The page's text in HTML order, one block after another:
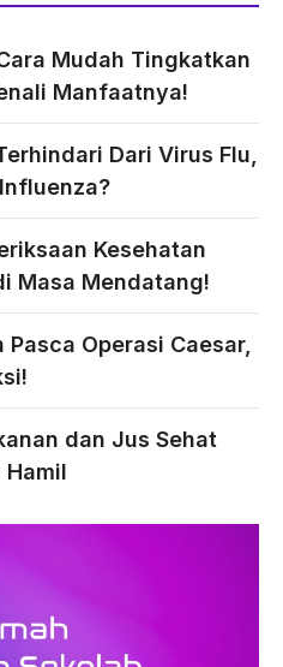
Mudah Tingkatkan
Manfaatnya!
Dari Virus Flu,
Kesehatan
Masa Mendatang!
Operasi Caesar,
dan Jus Sehat
Hamil